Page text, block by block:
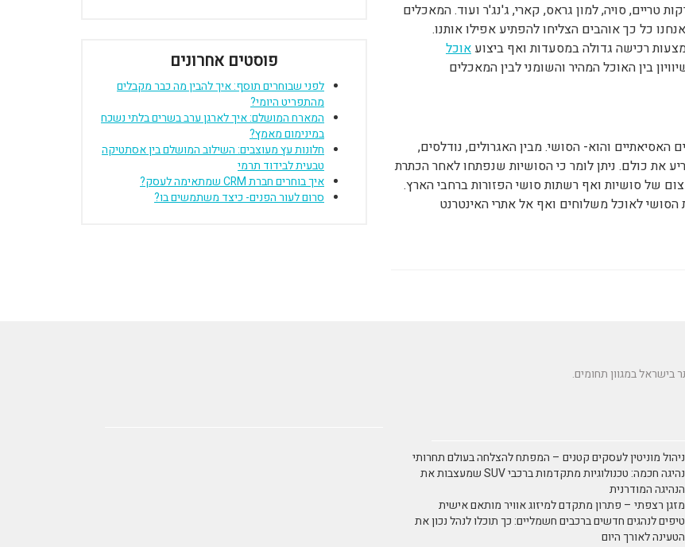
טריים, סויה, למון גראס, קארי, ג'נג'ר ועוד. המאכלים
כל כך אוהבים הצליחו להפתיע אפילו אותנו.
רכישה גדולה במסעדות ואף ביצוע אוכל
בין האוכל המהיר והשומני לבין המאכלים
האסיאתיים והוא- הסושי. מבין האגרולים, נודלסים,
את כולם. ניתן לומר כי הסושיות שנפתחו לאחר הכתרת
של סושיות ואף רשתות סושי הפזורות ברחבי הארץ.
הסושי לאוכל משלוחים ואף אל אתרי האינטרנט
פוסטים אחרונים
לפני שבוחרים תוסף: איך להבין מה כבר מקבלים
מהתפריט היומי?
המארח המושלם: איך לארגן ערב בשרים בלתי נשכח
במינימום מאמץ?
חלונות עץ מעוצבים: השילוב המושלם בין אסתטיקה
טבעית לבידוד תרמי
איך בוחרים חברת CRM שמתאימה לעסק?
סרום לעור הפנים- כיצד משתמשים בו?
ניהול מוניטין לעסקים קטנים – המפתח להצלחה בעולם תחרותי
נהיגה חכמה: טכנולוגיות מתקדמות ברכבי SUV שמעצבות את
הנהיגה המודרנית
מזגן רצפתי – פתרון מתקדם למיזוג אוויר מותאם אישית
טיפים לנהגים חדשים ברכבים חשמליים: כך תוכלו לנהל נכון את
הטעינה לאורך היום